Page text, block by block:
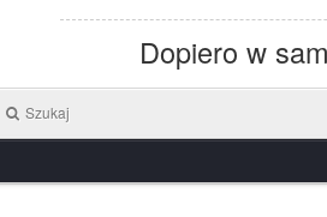
Dopiero w
Szukaj